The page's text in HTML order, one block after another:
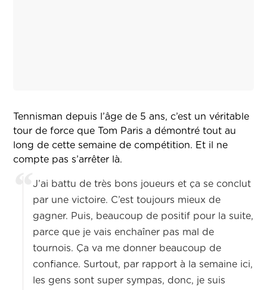
Tennisman depuis l’âge de 5 ans, c’est un véritable
tour de force que Tom Paris a démontré tout au
long de cette semaine de compétition. Et il ne
compte pas s’arrêter là.
J’ai battu de très bons joueurs et ça se conclut
par une victoire. C’est toujours mieux de
gagner. Puis, beaucoup de positif pour la suite,
parce que je vais enchaîner pas mal de
tournois. Ça va me donner beaucoup de
confiance. Surtout, par rapport à la semaine ici,
les gens sont super sympas, donc, je suis